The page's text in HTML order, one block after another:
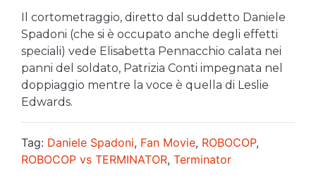
Il cortometraggio, diretto dal suddetto Daniele
Spadoni (che si è occupato anche degli effetti
speciali) vede Elisabetta Pennacchio calata nei
panni del soldato, Patrizia Conti impegnata nel
doppiaggio mentre la voce è quella di Leslie
Edwards.
Tag: Daniele Spadoni, Fan Movie, ROBOCOP,
ROBOCOP vs TERMINATOR, Terminator